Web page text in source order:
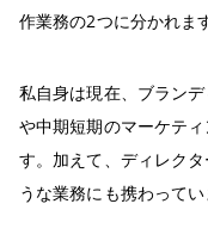
作業務の2つに分かれます
私自身は現在、ブラン
や中期短期のマーケテ
す。加えて、ディレク
うな業務にも携わってい